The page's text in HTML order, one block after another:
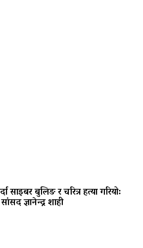
साइबर बुलिङ र चरित्र हत्या गरियो:
सांसद ज्ञानेन्द्र शाही